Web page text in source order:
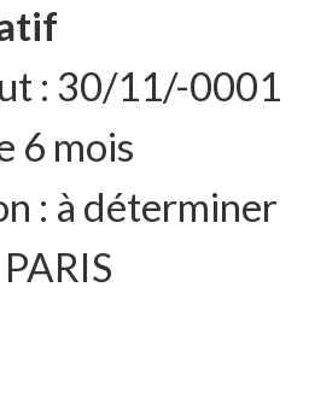
: 30/11/-0001
6 mois
: à déterminer